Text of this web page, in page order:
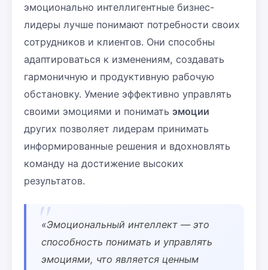
эмоционально интеллигентные бизнес-
лидеры лучше понимают потребности своих
сотрудников и клиентов. Они способны
адаптироваться к изменениям, создавать
гармоничную и продуктивную рабочую
обстановку. Умение эффективно управлять
своими эмоциями и понимать эмоции
других позволяет лидерам принимать
информированные решения и вдохновлять
команду на достижение высоких
результатов.
«Эмоциональный интеллект — это
способность понимать и управлять
эмоциями, что является ценным